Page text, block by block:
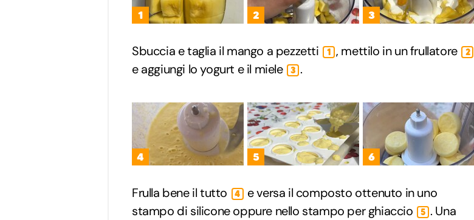
1 2 3
Sbuccia e taglia il mango a pezzetti 1 , mettilo in un frullatore 2
e aggiungi lo yogurt e il miele 3 .
4 5 6
Frulla bene il tutto 4
e versa il composto ottenuto in uno
stampo di silicone oppure nello stampo per ghiaccio
5 . Una